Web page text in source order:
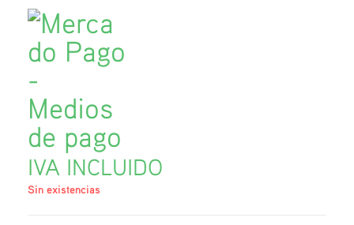
IVA INCLUIDO
Sin existencias